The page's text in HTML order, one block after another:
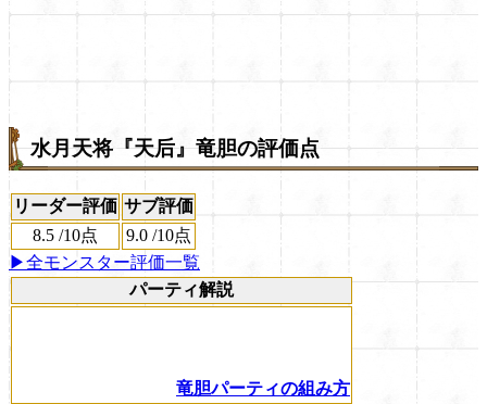
水月天将『天后』竜胆の評価点
リーダー評価 サブ評価
8.5 /10点 9.0 /10点
▶全モンスター評価一覧
パーティ解説
竜胆パーティの組み方